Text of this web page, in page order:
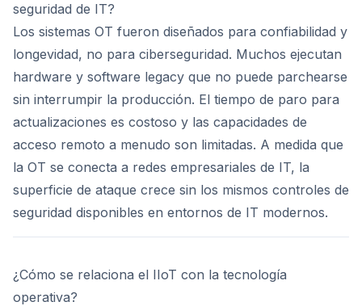
seguridad de IT?
Los sistemas OT fueron diseñados para confiabilidad y
longevidad, no para ciberseguridad. Muchos ejecutan
hardware y software legacy que no puede parchearse
sin interrumpir la producción. El tiempo de paro para
actualizaciones es costoso y las capacidades de
acceso remoto a menudo son limitadas. A medida que
la OT se conecta a redes empresariales de IT, la
superficie de ataque crece sin los mismos controles de
seguridad disponibles en entornos de IT modernos.
¿Cómo se relaciona el IIoT con la tecnología
operativa?